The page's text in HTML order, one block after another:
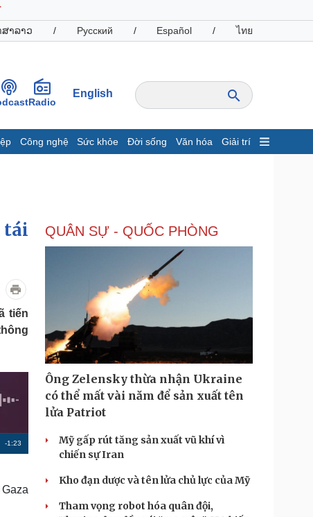
າລາວ / Русский / Español / ไทย
Radio
English
Công nghệ Sức khỏe Đời sống Văn hóa Giải trí
Chứng khoán
Giá cà phê
nghiệp
Thông tin doanh nghiệp
nghiệp 24h
nhân
Vì cộng đồng
Công nghệ
Sành điệu
Chuyển đổi số
vấn
in
Podcast
Cửa sổ tình yêu
Kể chuyện cho bé
tái
tiến
R
m
-1:23
QUÂN SỰ - QUỐC PHÒNG
Ông Zelensky thừa nhận Ukraine
có thể mất vài năm để sản xuất tên
lửa Patriot
Mỹ gấp rút tăng sản xuất vũ khí vì
chiến sự Iran
Kho đạn dược và tên lửa chủ lực của Mỹ
Tham vọng robot hóa quân đội,